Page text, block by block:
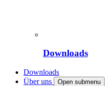
Downloads
Downloads
Über uns
Open submenu